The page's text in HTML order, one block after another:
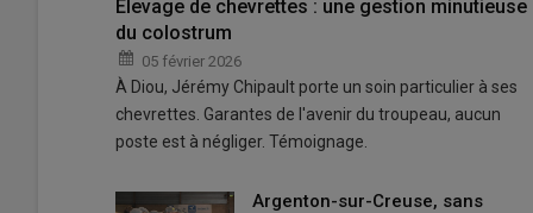
Élevage de chevrettes : une gestion minutieuse
du colostrum
05 février 2026
À Diou, Jérémy Chipault porte un soin particulier à ses
chevrettes. Garantes de l'avenir du troupeau, aucun
poste est à négliger. Témoignage.
Argenton-sur-Creuse, sans